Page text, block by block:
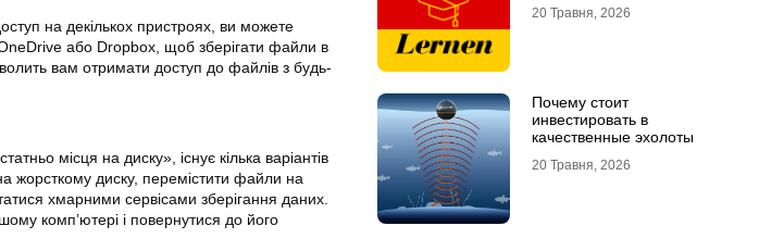
на декількох пристроях, ви можете
OneDrive або Dropbox, щоб зберігати файли в
вам отримати доступ до файлів з будь-
місця на диску», існує кілька варіантів
жорсткому диску, перемістити файли на
хмарними сервісами зберігання даних.
комп’ютері і повернутися до його
20 Травня, 2026
Почему стоит
инвестировать в
качественные эхолоты
20 Травня, 2026